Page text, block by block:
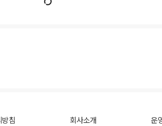
침 회사소개 운